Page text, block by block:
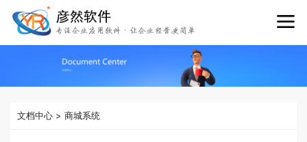
文档中心 > 商城系统